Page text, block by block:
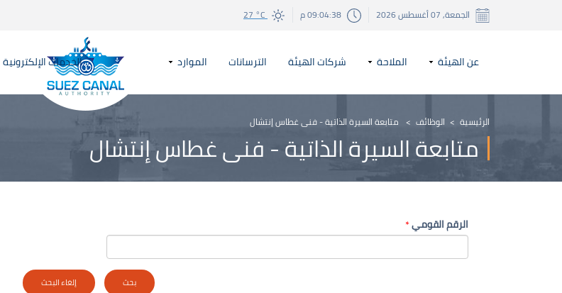
الجمعة, 07 أغسطس 2026 09:04:38 م 27 °C
عن الهيئة الملاحة شركات الهيئة الترسانات الموارد الخدمات الإلكترونية
الرئيسية > الوظائف > متابعة السيرة الذاتية - فنى غطاس إنتشال
متابعة السيرة الذاتية - فنى غطاس إنتشال
الرقم القومي*